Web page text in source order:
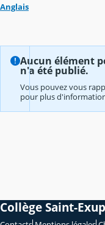
Anglais
Aucun élément
n'a été publié.
Vous pouvez vous
pour plus
Collège Saint-